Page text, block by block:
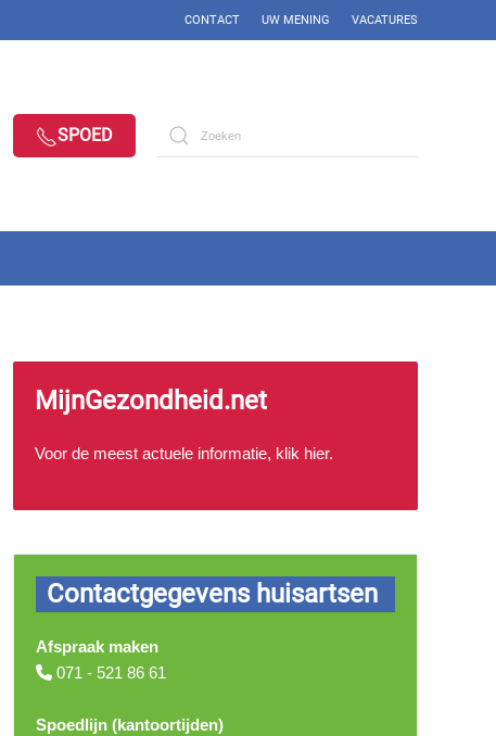
CONTACT UW MENING VACATURES
SPOED
MijnGezondheid.net
Voor de meest actuele informatie, klik hier.
Contactgegevens huisartsen
Afspraak maken
071 - 521 86 61
Spoedlijn (kantoortijden)